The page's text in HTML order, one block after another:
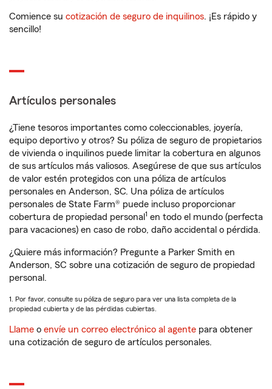
Comience su cotización de seguro de inquilinos. ¡Es rápido y
sencillo!
Artículos personales
¿Tiene tesoros importantes como coleccionables, joyería,
equipo deportivo y otros? Su póliza de seguro de propietarios
de vivienda o inquilinos puede limitar la cobertura en algunos
de sus artículos más valiosos. Asegúrese de que sus artículos
de valor estén protegidos con una póliza de artículos
personales en Anderson, SC. Una póliza de artículos
personales de State Farm® puede incluso proporcionar
cobertura de propiedad personal 1 en todo el mundo (perfecta
para vacaciones) en caso de robo, daño accidental o pérdida.
¿Quiere más información? Pregunte a Parker Smith en
Anderson, SC sobre una cotización de seguro de propiedad
personal.
1. Por favor, consulte su póliza de seguro para ver una lista completa de la
propiedad cubierta y de las pérdidas cubiertas.
Llame o envíe un correo electrónico al agente para obtener
una cotización de seguro de artículos personales.